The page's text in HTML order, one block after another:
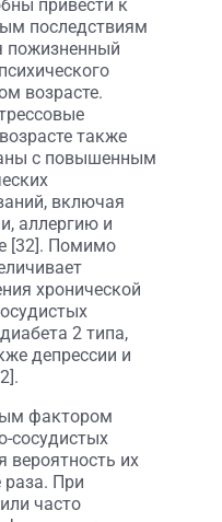
привести к
последствиям
пожизненный
возрасте.
также
с повышенным
включая
аллергию и
[32]. Помимо
хронической
2 типа,
депрессии и
фактором
сосудистых
вероятность их
раза. При
часто